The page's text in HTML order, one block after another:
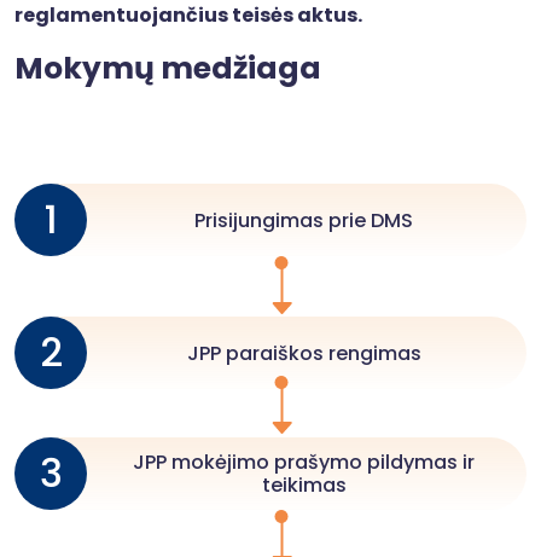
reglamentuojančius teisės aktus.
Mokymų medžiaga
1 Prisijungimas prie DMS
2 JPP paraiškos rengimas
3
JPP mokėjimo prašymo pildymas ir
teikimas